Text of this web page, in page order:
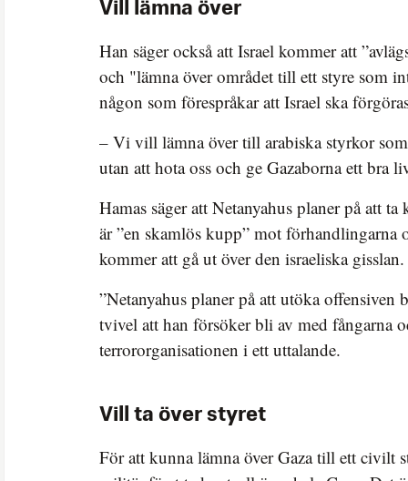
Vill lämna över
Han säger också att Israel kommer att
och "lämna över området till ett styre som
någon som förespråkar att Israel ska
– Vi vill lämna över till arabiska styrkor
utan att hota oss och ge Gazaborna ett bra
Hamas säger att Netanyahus planer på att
är ”en skamlös kupp” mot förhandlingarna
kommer att gå ut över den israeliska gisslan.
”Netanyahus planer på att utöka offensiven
tvivel att han försöker bli av med fångarna
terrororganisationen i ett uttalande.
Vill ta över styret
För att kunna lämna över Gaza till ett civilt